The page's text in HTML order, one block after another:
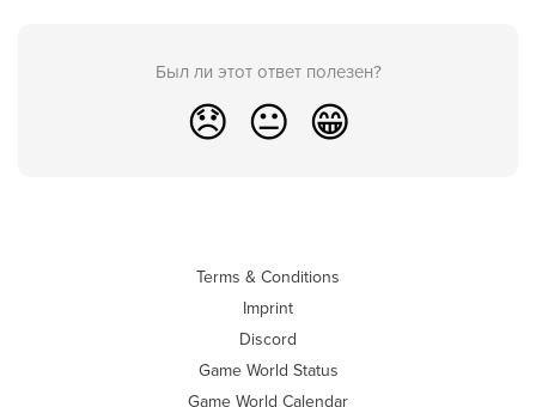
Был ли этот ответ полезен?
😞 😐 😁
Terms & Conditions
Imprint
Discord
Game World Status
Game World Calendar